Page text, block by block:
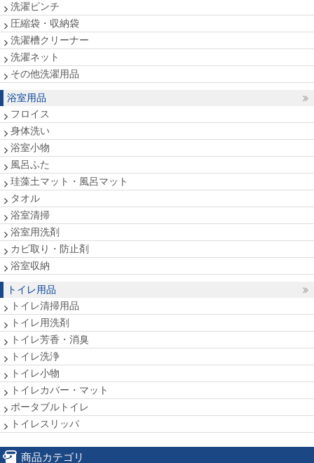
洗濯ピンチ
圧縮袋・収納袋
洗濯槽クリーナー
洗濯ネット
その他洗濯用品
浴室用品
フロイス
身体洗い
浴室小物
風呂ふた
珪藻土マット・風呂マット
タオル
浴室清掃
浴室用洗剤
カビ取り・防止剤
浴室収納
トイレ用品
トイレ清掃用品
トイレ用洗剤
トイレ芳香・消臭
トイレ洗浄
トイレ小物
トイレカバー・マット
ポータブルトイレ
トイレスリッパ
商品カテゴリ